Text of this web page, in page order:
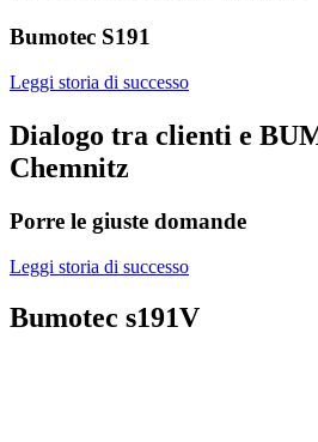
Bumotec S191
Leggi storia di successo
Dialogo tra clienti e
Chemnitz
Porre le giuste domande
Leggi storia di successo
Bumotec s191V